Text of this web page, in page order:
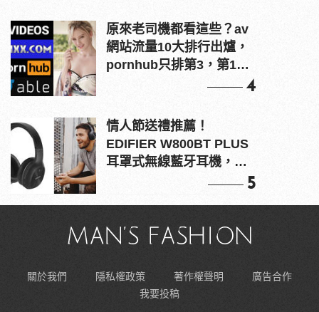
原來老司機都看這些？av
網站流量10大排行出爐，
pornhub只排第3，第1名
4
情人節送禮推薦！
EDIFIER W800BT PLUS
耳罩式無線藍牙耳機，在
5
關於我們 隱私權政策 著作權聲明
廣告合作
我要投稿